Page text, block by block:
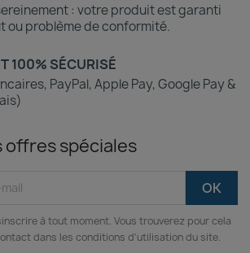
: votre produit est garanti
ou problème de conformité.
100% SÉCURISÉ
PayPal, Apple Pay, Google Pay &
offres spéciales
à tout moment. Vous trouverez pour cela
dans les conditions d'utilisation du site.